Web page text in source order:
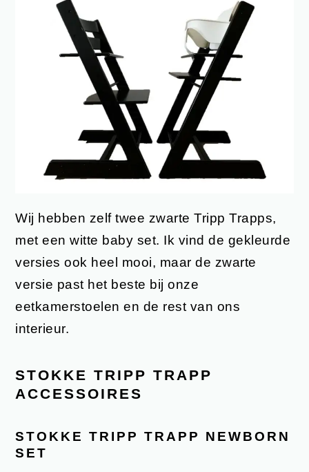
Wij hebben zelf twee zwarte Tripp Trapps,
met een witte baby set. Ik vind de gekleurde
versies ook heel mooi, maar de zwarte
versie past het beste bij onze
eetkamerstoelen en de rest van ons
interieur.
STOKKE TRIPP TRAPP
ACCESSOIRES
STOKKE TRIPP TRAPP NEWBORN
SET